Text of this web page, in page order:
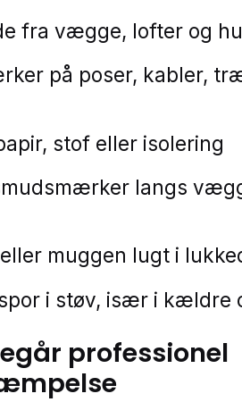
fra vægge, lofter og
på poser, kabler,
stof eller isolering
langs
muggen lugt i
i støv, især i kældre
professionel